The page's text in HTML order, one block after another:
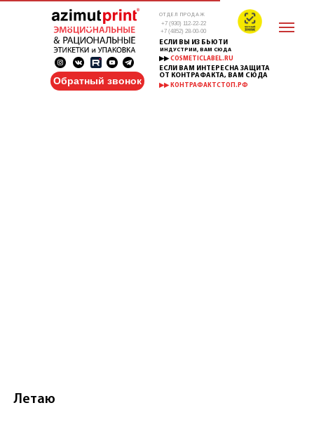
+7 (4852) 28-00-00
Обратный звонок
+7 (930) 112-22-22
ОТДЕЛ ПРОДАЖ
ИНДУСТРИИ, ВАМ СЮДА
ЕСЛИ ВЫ ИЗ БЬЮТИ
▶▶COSMETICLABEL.RU
ЕСЛИ ВАМ ИНТЕРЕСНА ЗАЩИТА
ОТ КОНТРАФАКТА, ВАМ СЮДА
▶▶ КОНТРАФАКТСТОП.РФ
Летаю